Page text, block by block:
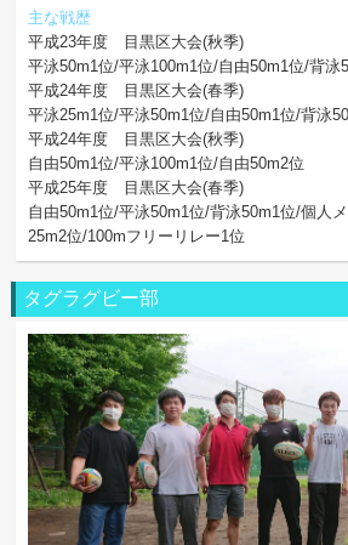
主な戦歴
平成23年度 目黒区大会(秋季)
平泳50m1位/平泳100m1位/自由50m1位/背泳
平成24年度 目黒区大会(春季)
平泳25m1位/平泳50m1位/自由50m1位/背泳
平成24年度 目黒区大会(秋季)
自由50m1位/平泳100m1位/自由50m2位
平成25年度 目黒区大会(春季)
自由50m1位/平泳50m1位/背泳50m1位/個人
25m2位/100mフリーリレー1位
タグラグビー部